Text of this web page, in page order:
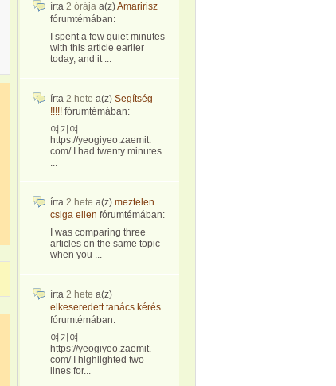
írta 2 órája a(z)Amaririsz
fórumtémában:
I spent a few quiet minutes
with this article earlier
today, and it ...
írta 2 hete a(z) Segítség
!!!!! fórumtémában:
여기여
https://yeogiyeo.zaemit.
com/ I had twenty minutes
...
írta 2 hete a(z) meztelen
csiga ellen fórumtémában:
I was comparing three
articles on the same topic
when you ...
írta 2 hete a(z)
elkeseredett tanács kérés
fórumtémában:
여기여
https://yeogiyeo.zaemit.
com/ I highlighted two
lines for...